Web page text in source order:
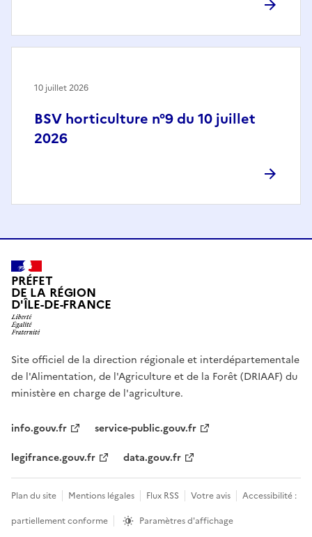
BSV horticulture n°9 du 10 juillet
2026
10 juillet 2026
PRÉFET
DE LA RÉGION
D'ÎLE-DE-FRANCE
Site officiel de la direction régionale et interdépartementale
de l'Alimentation, de l'Agriculture et de la Forêt (DRIAAF) du
ministère en charge de l'agriculture.
info.gouv.fr
service-public.gouv.fr
legifrance.gouv.fr
data.gouv.fr
Plan du site Mentions légales Flux RSS Votre avis
Accessibilité :
partiellement conforme
Paramètres d'affichage